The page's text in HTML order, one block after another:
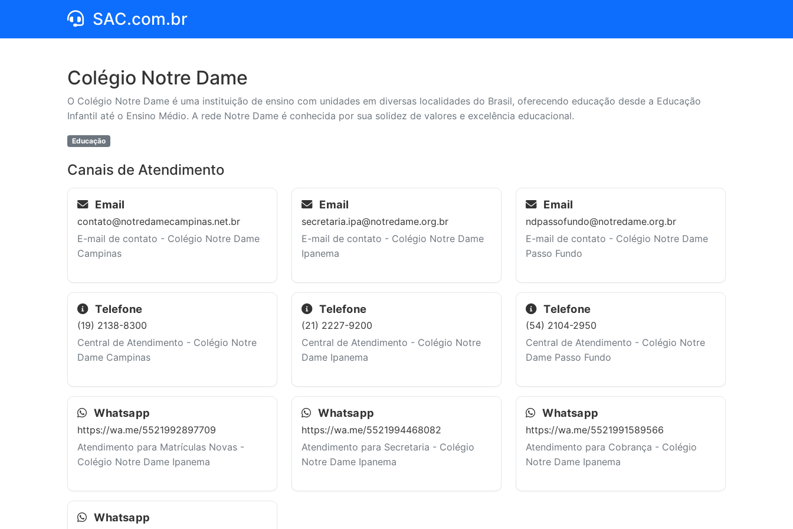
SAC.com.br
Colégio Notre Dame
O Colégio Notre Dame é uma instituição de ensino com unidades em diversas localidades do Brasil, oferecendo educação desde a Educação
Infantil até o Ensino Médio. A rede Notre Dame é conhecida por sua solidez de valores e excelência educacional.
Educação
Canais de Atendimento
Email
contato@notredamecampinas.net.br
E-mail de contato - Colégio Notre Dame
Campinas
Email
secretaria.ipa@notredame.org.br
E-mail de contato - Colégio Notre Dame
Ipanema
Email
ndpassofundo@notredame.org.br
E-mail de contato - Colégio Notre Dame
Passo Fundo
Telefone
(19) 2138-8300
Central de Atendimento - Colégio Notre
Dame Campinas
Telefone
(21) 2227-9200
Central de Atendimento - Colégio Notre
Dame Ipanema
Telefone
(54) 2104-2950
Central de Atendimento - Colégio Notre
Dame Passo Fundo
Whatsapp
https://wa.me/5521992897709
Atendimento para Matrículas Novas -
Colégio Notre Dame Ipanema
Whatsapp
https://wa.me/5521994468082
Atendimento para Secretaria - Colégio
Notre Dame Ipanema
Whatsapp
https://wa.me/5521991589566
Atendimento para Cobrança - Colégio
Notre Dame Ipanema
Whatsapp